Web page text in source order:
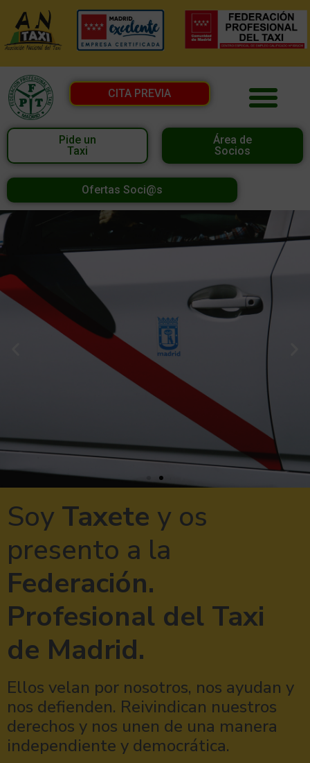
CITA PREVIA
Pide un
Taxi
Área de
Socios
Ofertas Soci@s
Soy Taxete y os
presento a la
Federación.
Profesional del Taxi
de Madrid.
Ellos velan por nosotros, nos ayudan y
nos defienden. Reivindican nuestros
derechos y nos unen de una manera
independiente y democrática.